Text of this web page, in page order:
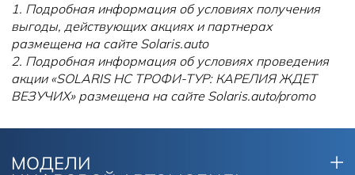
1. Подробная информация об условиях получения
выгоды, действующих акциях и партнерах
размещена на сайте Solaris.auto
2. Подробная информация об условиях проведения
акции «SOLARIS HC ТРОФИ-ТУР: КАРЕЛИЯ ЖДЕТ
ВЕЗУЧИХ» размещена на сайте Solaris.auto/promo
МОДЕЛИ